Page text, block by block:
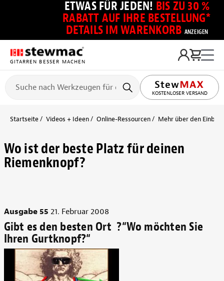
ETWAS FÜR JEDEN! BIS ZU 30 %
RABATT AUF IHRE BESTELLUNG*
DETAILS IM WARENKORB ANZEIGEN
GITARREN BESSER MACHEN
KOSTENLOSER VERSAND
Startseite Videos + Ideen Online-Ressourcen Mehr über den
Wo ist der beste Platz für deinen
Riemenknopf?
Ausgabe 55 21. Februar 2008
Gibt es den besten Ort ?“Wo möchten Sie
Ihren Gurtknopf?“